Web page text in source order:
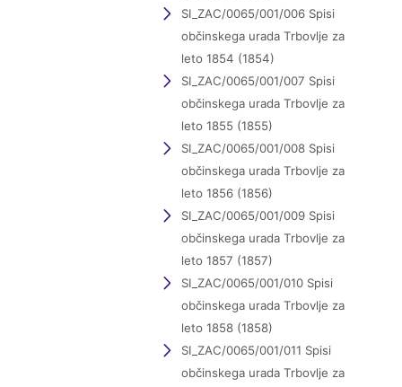
SI_ZAC/0065/001/006 Spisi
občinskega urada Trbovlje za
leto 1854 (1854)
SI_ZAC/0065/001/007 Spisi
občinskega urada Trbovlje za
leto 1855 (1855)
SI_ZAC/0065/001/008 Spisi
občinskega urada Trbovlje za
leto 1856 (1856)
SI_ZAC/0065/001/009 Spisi
občinskega urada Trbovlje za
leto 1857 (1857)
SI_ZAC/0065/001/010 Spisi
občinskega urada Trbovlje za
leto 1858 (1858)
SI_ZAC/0065/001/011 Spisi
občinskega urada Trbovlje za